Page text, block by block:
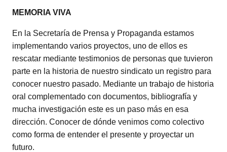
MEMORIA VIVA
En la Secretaría de Prensa y Propaganda estamos
implementando varios proyectos, uno de ellos es
rescatar mediante testimonios de personas que tuvieron
parte en la historia de nuestro sindicato un registro para
conocer nuestro pasado. Mediante un trabajo de historia
oral complementado con documentos, bibliografía y
mucha investigación este es un paso más en esa
dirección. Conocer de dónde venimos como colectivo
como forma de entender el presente y proyectar un
futuro.